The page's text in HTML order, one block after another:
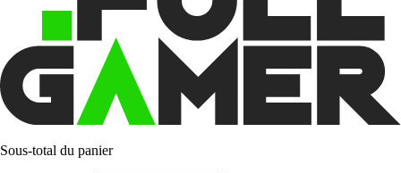
Sous-total du panier